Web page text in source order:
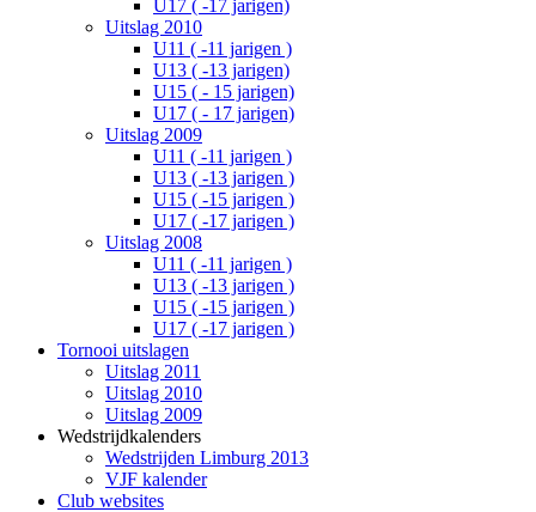
U17 ( -17 jarigen)
Uitslag 2010
U11 ( -11 jarigen )
U13 ( -13 jarigen)
U15 ( - 15 jarigen)
U17 ( - 17 jarigen)
Uitslag 2009
U11 ( -11 jarigen )
U13 ( -13 jarigen )
U15 ( -15 jarigen )
U17 ( -17 jarigen )
Uitslag 2008
U11 ( -11 jarigen )
U13 ( -13 jarigen )
U15 ( -15 jarigen )
U17 ( -17 jarigen )
Tornooi uitslagen
Uitslag 2011
Uitslag 2010
Uitslag 2009
Wedstrijdkalenders
Wedstrijden Limburg 2013
VJF kalender
Club websites